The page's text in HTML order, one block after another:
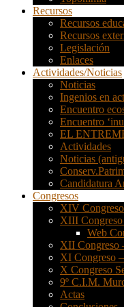
Recursos
Recursos
Recursos
Legislación
Enlaces
Actividades/Noticias
Noticias
Ingenios en
Encuentro
Encuentro
EL
Actividades
Noticias
Candidatura
Congresos
XIV
XIII
Web
XII Congreso
XI Congreso
X Congreso
9º C.I.M.
Actas